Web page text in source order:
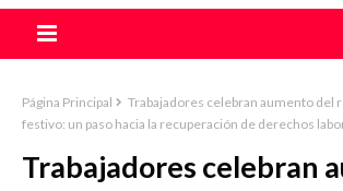
Página Principal
Trabajadores celebran aumento del
festivo: un paso hacia la recuperación de derechos
Trabajadores celebran